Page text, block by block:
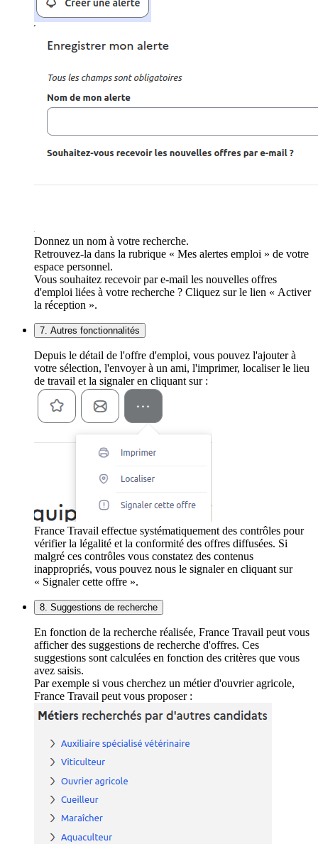
Donnez un nom à votre recherche.
Retrouvez-la dans la rubrique « Mes alertes emploi » de votre
espace personnel.
Vous souhaitez recevoir par e-mail les nouvelles offres
d'emploi liées à votre recherche ? Cliquez sur le lien « Activer
la réception ».
7. Autres fonctionnalités
Depuis le détail de l'offre d'emploi, vous pouvez l'ajouter à
votre sélection, l'envoyer à un ami, l'imprimer, localiser le lieu
de travail et la signaler en cliquant sur :
France Travail effectue systématiquement des contrôles pour
vérifier la légalité et la conformité des offres diffusées. Si
malgré ces contrôles vous constatez des contenus
inappropriés, vous pouvez nous le signaler en cliquant sur
« Signaler cette offre ».
8. Suggestions de recherche
En fonction de la recherche réalisée, France Travail peut vous
afficher des suggestions de recherche d'offres. Ces
suggestions sont calculées en fonction des critères que vous
avez saisis.
Par exemple si vous cherchez un métier d'ouvrier agricole,
France Travail peut vous proposer :